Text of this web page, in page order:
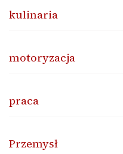
kulinaria
motoryzacja
praca
Przemysł